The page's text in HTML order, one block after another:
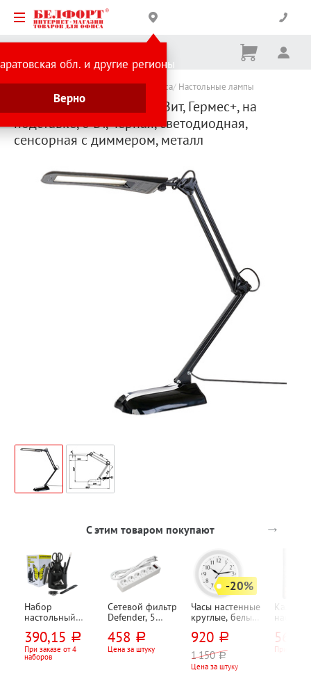
обл. и другие регионы
Верно
Корзина
Ничего
Каталог товаров Канцтовары для офиса Настольные лампы
Настольная лампа ТрансВит, Гермес+, на
подставке, 8 Вт, черная, светодиодная,
сенсорная с диммером, металл
С этим товаром покупают →
Набор
настольный
Dolce Costo, 13
предметов, 10
отд., черный
390,15 руб.
При заказе от 4
наборов
Сетевой фильтр
Defender, 5
белый, 10А,
евровилка (CEE
458 руб.
Цена за штуку
-20%
Часы настенные
круглые, белые,
м, Тройка,
пластик,
механизм
кварц., 1*AA,
920 руб.
1 150 руб.
Цена за штуку
12-
При